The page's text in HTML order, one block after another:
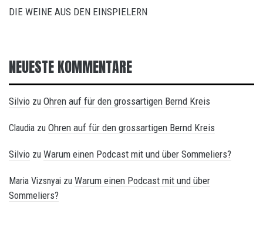
DIE WEINE AUS DEN EINSPIELERN
NEUESTE KOMMENTARE
Silvio zu Ohren auf für den grossartigen Bernd Kreis
Claudia zu Ohren auf für den grossartigen Bernd Kreis
Silvio zu Warum einen Podcast mit und über Sommeliers?
Maria Vizsnyai zu Warum einen Podcast mit und über
Sommeliers?